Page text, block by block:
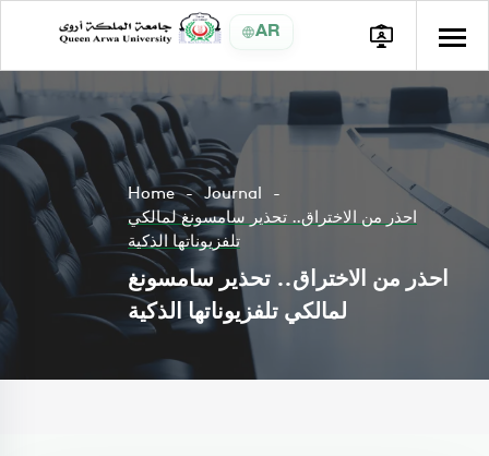
AR
Home
Journal
احذر من الاختراق.. تحذير سامسونغ لمالكي
تلفزيوناتها الذكية
احذر من الاختراق.. تحذير سامسونغ
لمالكي تلفزيوناتها الذكية